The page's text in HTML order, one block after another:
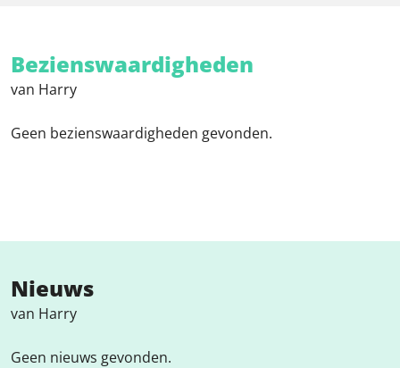
Bezienswaardigheden
van Harry
Geen bezienswaardigheden gevonden.
Nieuws
van Harry
Geen nieuws gevonden.